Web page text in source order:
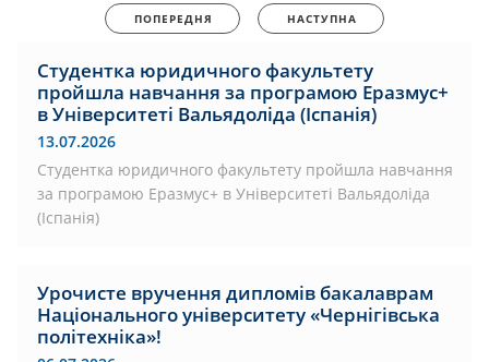
ПОПЕРЕДНЯ НАСТУПНА
Студентка юридичного факультету
пройшла навчання за програмою Еразмус+
в Університеті Вальядоліда (Іспанія)
13.07.2026
Студентка юридичного факультету пройшла навчання
за програмою Еразмус+ в Університеті Вальядоліда
(Іспанія)
Урочисте вручення дипломів бакалаврам
Національного університету «Чернігівська
політехніка»!